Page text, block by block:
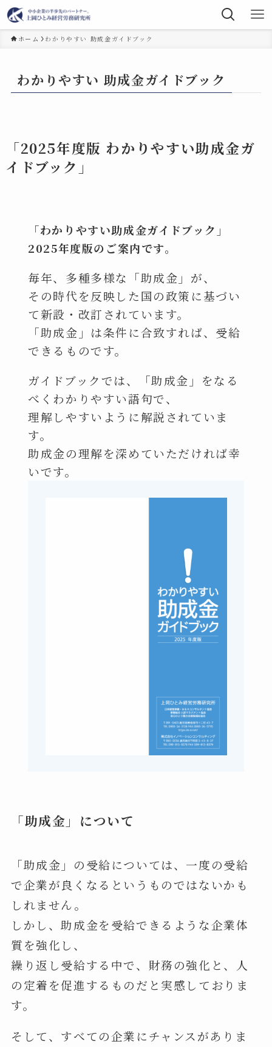
ホーム わかりやすい 助成金ガイドブック
わかりやすい 助成金ガイドブック
「2025年度版 わかりやすい助成金ガ
イドブック」
「わかりやすい助成金ガイドブック」
2025年度版のご案内です。
毎年、多種多様な「助成金」が、
その時代を反映した国の政策に基づい
て新設・改訂されています。
「助成金」は条件に合致すれば、受給
できるものです。
ガイドブックでは、「助成金」をなる
べくわかりやすい語句で、
理解しやすいように解説されていま
す。
助成金の理解を深めていただければ幸
いです。
「助成金」について
「助成金」の受給については、一度の受給
で企業が良くなるというものではないかも
しれません。
しかし、助成金を受給できるような企業体
質を強化し、
繰り返し受給する中で、財務の強化と、人
の定着を促進するものだと実感しておりま
す。
そして、すべての企業にチャンスがありま